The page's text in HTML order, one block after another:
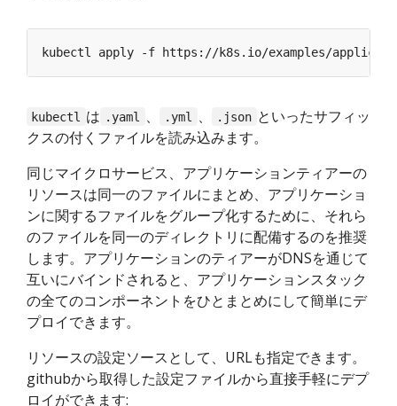
kubectl は .yaml 、 .yml 、 .json といったサフィッ
クスの付くファイルを読み込みます。
同じマイクロサービス、アプリケーションティアーの
リソースは同一のファイルにまとめ、アプリケーショ
ンに関するファイルをグループ化するために、それら
のファイルを同一のディレクトリに配備するのを推奨
します。アプリケーションのティアーがDNSを通じて
互いにバインドされると、アプリケーションスタック
の全てのコンポーネントをひとまとめにして簡単にデ
プロイできます。
リソースの設定ソースとして、URLも指定できます。
githubから取得した設定ファイルから直接手軽にデプ
ロイができます: